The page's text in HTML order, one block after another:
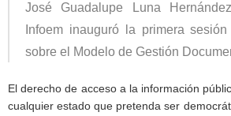
José Guadalupe Luna
Infoem inauguró la primera
sobre el Modelo de Gestión
El derecho de acceso a la información
cualquier estado que pretenda ser